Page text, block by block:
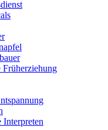
Früherziehung
Interpreten